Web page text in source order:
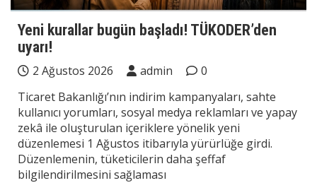
Yeni kurallar bugün başladı! TÜKODER’den
uyarı!
2 Ağustos 2026 admin
0
Ticaret Bakanlığı’nın indirim kampanyaları, sahte
kullanıcı yorumları, sosyal medya reklamları ve yapay
zekâ ile oluşturulan içeriklere yönelik yeni
düzenlemesi 1 Ağustos itibarıyla yürürlüğe girdi.
Düzenlemenin, tüketicilerin daha şeffaf
bilgilendirilmesini sağlaması